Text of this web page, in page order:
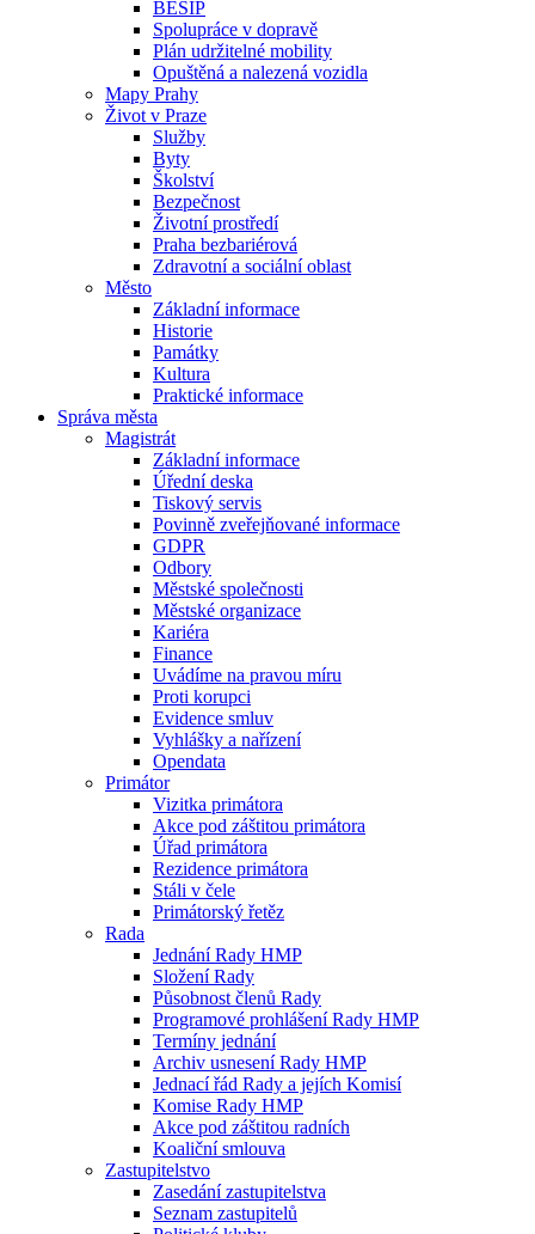
BESIP
Spolupráce v dopravě
Plán udržitelné mobility
Opuštěná a nalezená vozidla
Mapy Prahy
Život v Praze
Služby
Byty
Školství
Bezpečnost
Životní prostředí
Praha bezbariérová
Zdravotní a sociální oblast
Město
Základní informace
Historie
Památky
Kultura
Praktické informace
Správa města
Magistrát
Základní informace
Úřední deska
Tiskový servis
Povinně zveřejňované informace
GDPR
Odbory
Městské společnosti
Městské organizace
Kariéra
Finance
Uvádíme na pravou míru
Proti korupci
Evidence smluv
Vyhlášky a nařízení
Opendata
Primátor
Vizitka primátora
Akce pod záštitou primátora
Úřad primátora
Rezidence primátora
Stáli v čele
Primátorský řetěz
Rada
Jednání Rady HMP
Složení Rady
Působnost členů Rady
Programové prohlášení Rady HMP
Termíny jednání
Archiv usnesení Rady HMP
Jednací řád Rady a jejích Komisí
Komise Rady HMP
Akce pod záštitou radních
Koaliční smlouva
Zastupitelstvo
Zasedání zastupitelstva
Seznam zastupitelů